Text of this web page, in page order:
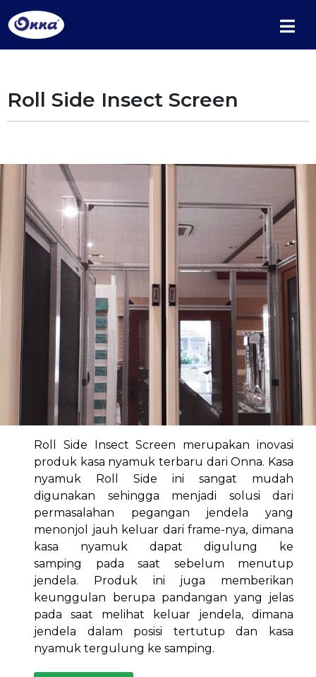
Roll Side Insect Screen
Roll Side Insect Screen merupakan inovasi
produk kasa nyamuk terbaru dari Onna. Kasa
nyamuk Roll Side ini sangat mudah
digunakan sehingga menjadi solusi dari
permasalahan pegangan jendela yang
menonjol jauh keluar dari frame-nya, dimana
kasa nyamuk dapat digulung ke
samping pada saat sebelum menutup
jendela. Produk ini juga memberikan
keunggulan berupa pandangan yang jelas
pada saat melihat keluar jendela, dimana
jendela dalam posisi tertutup dan kasa
nyamuk tergulung ke samping.